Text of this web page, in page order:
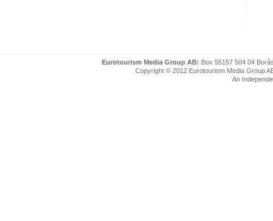
Eurotourism Media Group AB: Box 55157 504 04
Copyright © 2012 Eurotourism Media Group
An